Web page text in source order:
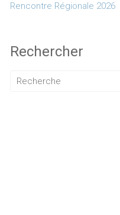
Rencontre Régionale 2026
Rechercher